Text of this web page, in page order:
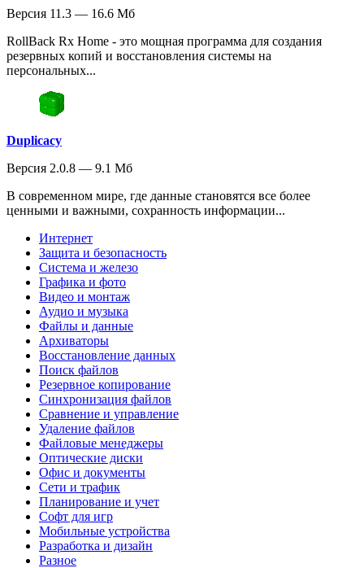
Версия 11.3 — 16.6 Мб
RollBack Rx Home - это мощная программа для создания
резервных копий и восстановления системы на
персональных...
Duplicacy
Версия 2.0.8 — 9.1 Мб
В современном мире, где данные становятся все более
ценными и важными, сохранность информации...
Интернет
Защита и безопасность
Система и железо
Графика и фото
Видео и монтаж
Аудио и музыка
Файлы и данные
Архиваторы
Восстановление данных
Поиск файлов
Резервное копирование
Синхронизация файлов
Сравнение и управление
Удаление файлов
Файловые менеджеры
Оптические диски
Офис и документы
Сети и трафик
Планирование и учет
Софт для игр
Мобильные устройства
Разработка и дизайн
Разное